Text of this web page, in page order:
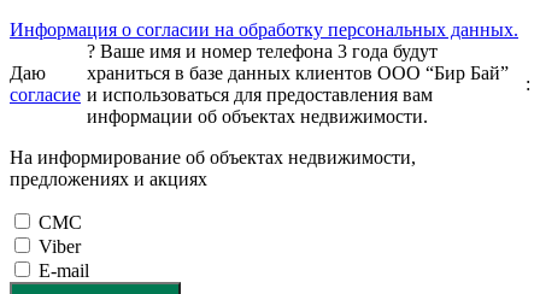
Информация о согласии на обработку персональных данных.
Даю
согласие
? Ваше имя и номер телефона 3 года будут
храниться в базе данных клиентов ООО “Бир Бай”
и использоваться для предоставления вам
информации об объектах недвижимости.
:
На информирование об объектах недвижимости,
предложениях и акциях
СМС
Viber
E-mail